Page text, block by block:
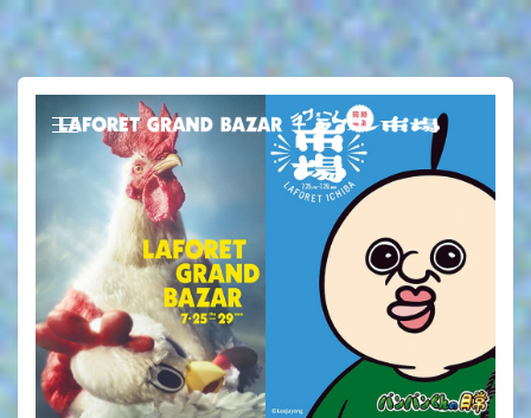
TOP
SPECIAL SALE
SHOP LIST
FOOD MENU
ONLINE SALE
ラフォーレ市場